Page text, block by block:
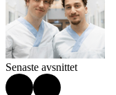
Senaste avsnittet